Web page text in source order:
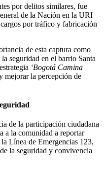
por delitos similares, fue
de la Nación en la URI
por tráfico y fabricación
de esta captura como
seguridad en el barrio Santa
‘Bogotá Camina
mejorar la percepción de
de la participación ciudadana
a la comunidad a reportar
Línea de Emergencias 123,
la seguridad y convivencia